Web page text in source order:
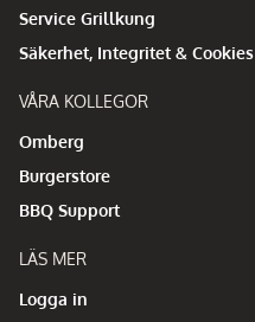
Service Grillkung
Säkerhet, Integritet & Cookies
VÅRA KOLLEGOR
Omberg
Burgerstore
BBQ Support
LÄS MER
Logga in